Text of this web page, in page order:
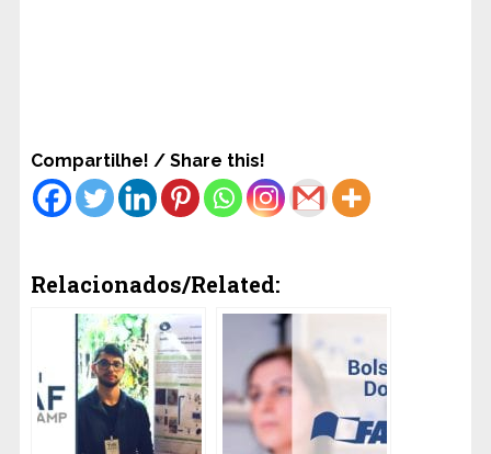
Compartilhe! / Share this!
Relacionados/Related: